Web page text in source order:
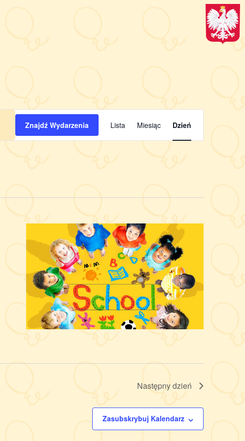
Znajdź Wydarzenia
Widoki
nawigacja
Lista Miesiąc Dzień
Następny dzień
Zasubskrybuj Kalendarz